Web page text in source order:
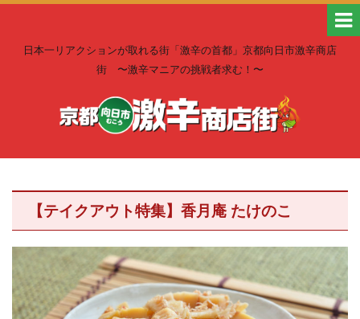
日本一リアクションが取れる街「激辛の首都」京都向日市激辛商店
街 〜激辛マニアの挑戦者求む！〜
【テイクアウト特集】香月庵 たけのこ